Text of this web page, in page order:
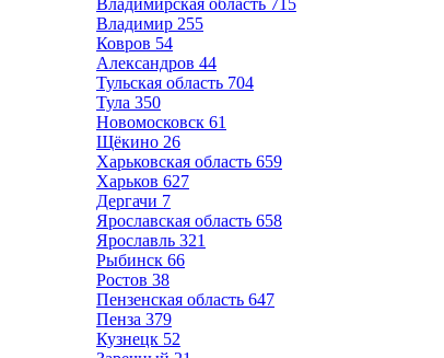
Владимирская область 715
Владимир 255
Ковров 54
Александров 44
Тульская область 704
Тула 350
Новомосковск 61
Щёкино 26
Харьковская область 659
Харьков 627
Дергачи 7
Ярославская область 658
Ярославль 321
Рыбинск 66
Ростов 38
Пензенская область 647
Пенза 379
Кузнецк 52